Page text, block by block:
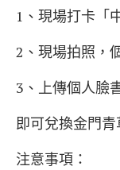
1、現場打卡「
2、現場拍照，
3、上傳個人臉
即可兌換金門青
注意事項：